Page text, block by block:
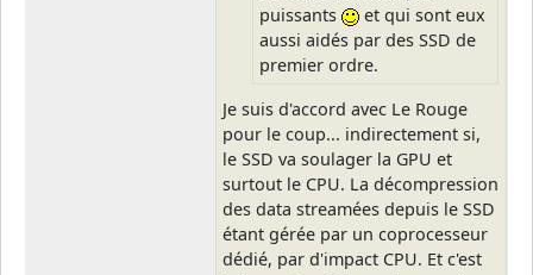
puissants
et qui sont eux
aussi aidés par des SSD de
premier ordre.
Je suis d'accord avec Le Rouge
pour le coup... indirectement si,
le SSD va soulager la GPU et
surtout le CPU. La décompression
des data streamées depuis le SSD
étant gérée par un coprocesseur
dédié, par d'impact CPU. Et c'est